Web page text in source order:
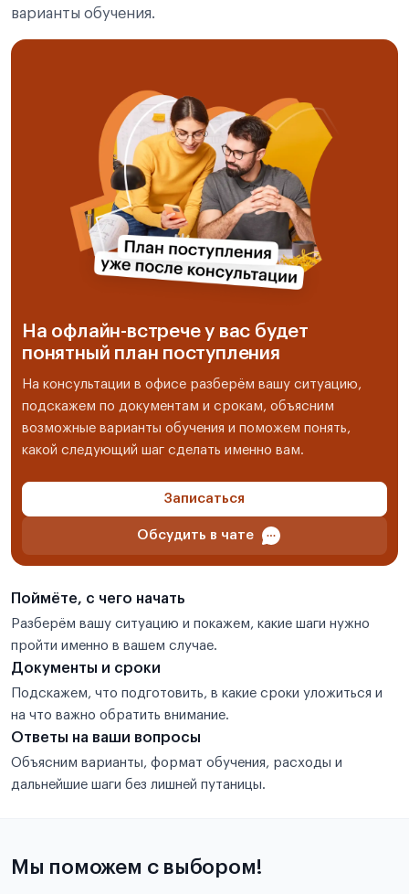
варианты обучения.
На офлайн-встрече у вас будет
понятный план поступления
На консультации в офисе разберём вашу ситуацию,
подскажем по документам и срокам, объясним
возможные варианты обучения и поможем понять,
какой следующий шаг сделать именно вам.
Записаться
Обсудить в чате
Поймёте, с чего начать
Разберём вашу ситуацию и покажем, какие шаги нужно
пройти именно в вашем случае.
Документы и сроки
Подскажем, что подготовить, в какие сроки уложиться и
на что важно обратить внимание.
Ответы на ваши вопросы
Объясним варианты, формат обучения, расходы и
дальнейшие шаги без лишней путаницы.
Мы поможем с выбором!